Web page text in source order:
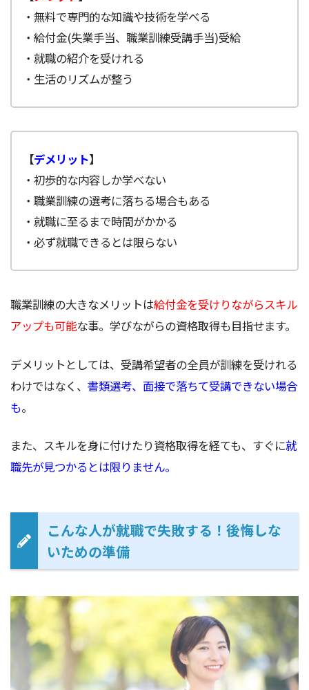
・無料で専門的な知識や技術を学べる
・給付金(失業手当、職業訓練受講手当)受給
・就職の紹介を受けれる
・生活のリズムが整う
【デメリット】
・初歩的な内容しか学べない
・職業訓練の選考に落ちる場合もある
・就職に至るまで時間がかかる
・必ず就職できるとは限らない
職業訓練の大きなメリットは給付金を受けりながらスキル
アップも可能な事。学びながらの資格取得も目指せます。
デメリットとしては、受講希望者の全員が訓練を受けれる
わけではなく、 書類選考、面接で落ちて受講できない場合
も。
また、スキルを身に付けたり資格取得を経ても、すぐに就
職先が見つかるとは限りません。
こんな人が就職で失敗する！後悔しな
いための準備